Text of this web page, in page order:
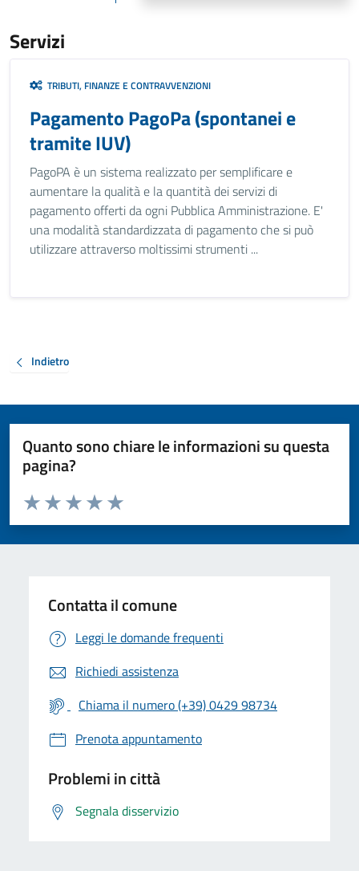
Servizi
TRIBUTI, FINANZE E CONTRAVVENZIONI
Pagamento PagoPa (spontanei e
tramite IUV)
PagoPA è un sistema realizzato per semplificare e
aumentare la qualità e la quantità dei servizi di
pagamento offerti da ogni Pubblica Amministrazione. E'
una modalità standardizzata di pagamento che si può
utilizzare attraverso moltissimi strumenti ...
Indietro
Quanto sono chiare le informazioni su questa
pagina?
Valuta da 1 a 5 stelle la pagina
Valuta 5 stelle su 5
Valuta 4 stelle su 5
Valuta 3 stelle su 5
Valuta 2 stelle su 5
Valuta 1 stelle su 5
Contatta il comune
Leggi le domande frequenti
Richiedi assistenza
Chiama il numero (+39) 0429 98734
Prenota appuntamento
Problemi in città
Segnala disservizio